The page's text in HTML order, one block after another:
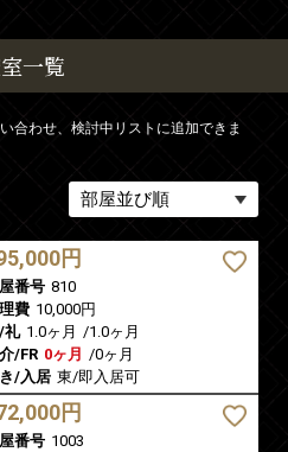
一覧
合わせ、検討中リストに追加できま
円
番号 810
費 10,000円
礼 1.0ヶ月 /1.0ヶ月
/FR 0ヶ月 /0ヶ月
/入居 東/即入居可
円
番号 1003